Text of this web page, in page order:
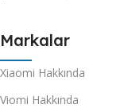
Markalar
Xiaomi Hakkında
Viomi Hakkında